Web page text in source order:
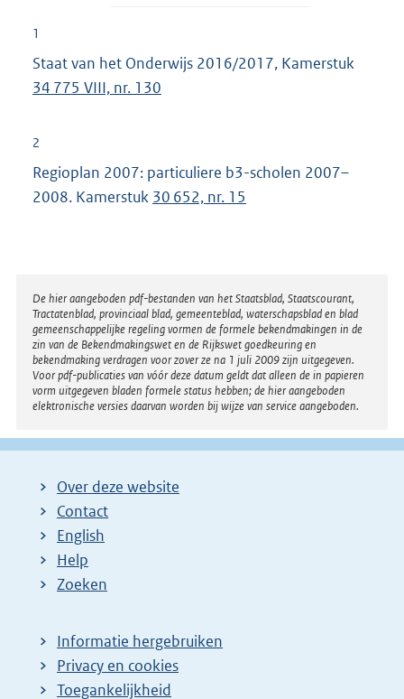
1
Staat van het Onderwijs 2016/2017, Kamerstuk
34 775 VIII, nr. 130
2
Regioplan 2007: particuliere b3-scholen 2007–
2008. Kamerstuk 30 652, nr. 15
Disclaimer
De hier aangeboden pdf-bestanden van het Staatsblad, Staatscourant,
Tractatenblad, provinciaal blad, gemeenteblad, waterschapsblad en blad
gemeenschappelijke regeling vormen de formele bekendmakingen in de
zin van de Bekendmakingswet en de Rijkswet goedkeuring en
bekendmaking verdragen voor zover ze na 1 juli 2009 zijn uitgegeven.
Voor pdf-publicaties van vóór deze datum geldt dat alleen de in papieren
vorm uitgegeven bladen formele status hebben; de hier aangeboden
elektronische versies daarvan worden bij wijze van service aangeboden.
Over deze website
Contact
English
Help
Zoeken
Informatie hergebruiken
Privacy en cookies
Toegankelijkheid